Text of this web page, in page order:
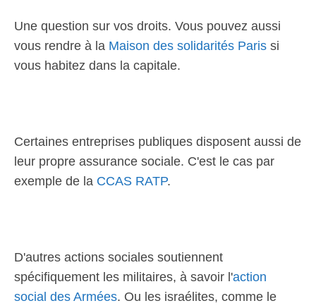
Une question sur vos droits. Vous pouvez aussi
vous rendre à la Maison des solidarités Paris si
vous habitez dans la capitale.
Certaines entreprises publiques disposent aussi de
leur propre assurance sociale. C'est le cas par
exemple de la CCAS RATP.
D'autres actions sociales soutiennent
spécifiquement les militaires, à savoir l'action
social des Armées. Ou les israélites, comme le